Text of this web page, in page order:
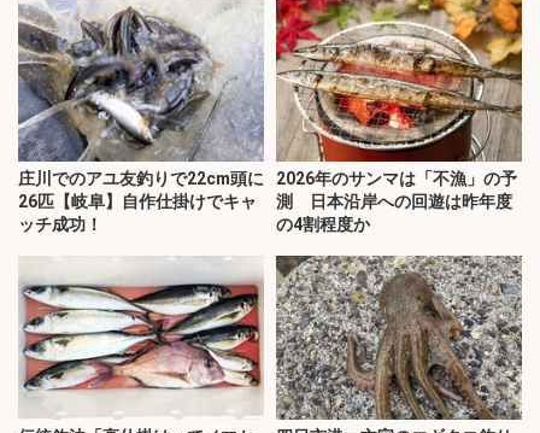
庄川でのアユ友釣りで22cm頭に
26匹【岐阜】自作仕掛けでキャ
ッチ成功！
2026年のサンマは「不漁」の予
測 日本沿岸への回遊は昨年度
の4割程度か